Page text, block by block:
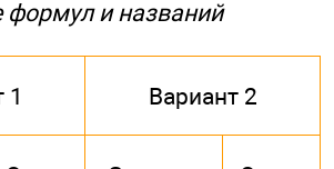
формул и названий
1 Вариант 2